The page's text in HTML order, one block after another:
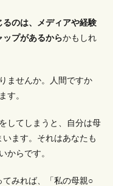
るのは、メディアや経験
プがあるからかもしれ
ませんか。人間ですか
す。
してしまうと、自分は母
ます。それはあなたも
からです。
てみれば、「私の母親○